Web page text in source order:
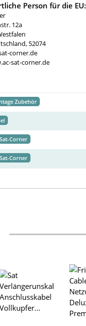
Person für die EU:
12a
52074
corner.de
sat-corner.de
Zubehör
Corner
Corner